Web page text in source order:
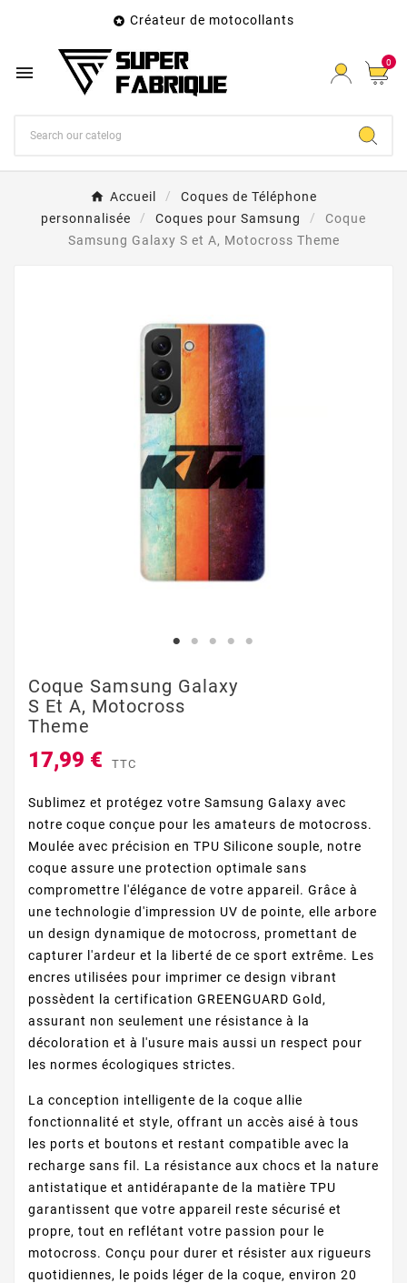
 Créateur de motocollants
 0
Accueil
Coques de Téléphone
personnalisée
Coques pour Samsung
Coque
Samsung Galaxy S et A, Motocross Theme
Coque Samsung Galaxy
S Et A, Motocross
Theme
17,99 € TTC
Sublimez et protégez votre Samsung Galaxy avec
notre coque conçue pour les amateurs de motocross.
Moulée avec précision en TPU Silicone souple, notre
coque assure une protection optimale sans
compromettre l'élégance de votre appareil. Grâce à
une technologie d'impression UV de pointe, elle arbore
un design dynamique de motocross, promettant de
capturer l'ardeur et la liberté de ce sport extrême. Les
encres utilisées pour imprimer ce design vibrant
possèdent la certification GREENGUARD Gold,
assurant non seulement une résistance à la
décoloration et à l'usure mais aussi un respect pour
les normes écologiques strictes.
La conception intelligente de la coque allie
fonctionnalité et style, offrant un accès aisé à tous
les ports et boutons et restant compatible avec la
recharge sans fil. La résistance aux chocs et la nature
antistatique et antidérapante de la matière TPU
garantissent que votre appareil reste sécurisé et
propre, tout en reflétant votre passion pour le
motocross. Conçu pour durer et résister aux rigueurs
quotidiennes, le poids léger de la coque, environ 20